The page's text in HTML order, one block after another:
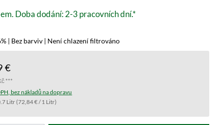
Doba dodání: 2-3 pracovních dní.*
| Bez barviv | Není chlazení filtrováno
€
***
bez nákladů na dopravu
Litr(72,84 € / 1 Litr)